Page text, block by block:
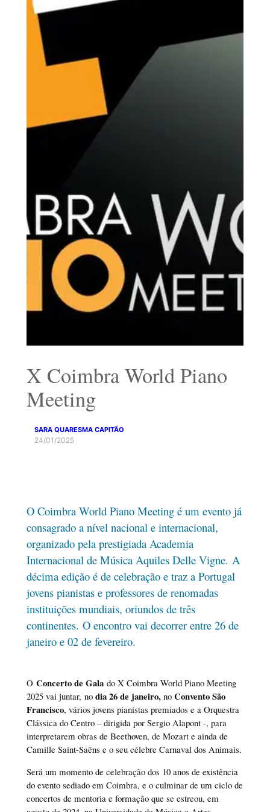
X Coimbra World Piano
Meeting
SARA QUARESMA CAPITÃO
24/01/2025
O Coimbra World Piano Meeting é um evento já
consagrado a nível nacional e internacional,
organizado pela prestigiada Academia
Internacional de Música Aquiles Delle Vigne. A
décima edição é de celebração e traz a Portugal
jovens pianistas e professores de renomadas
instituições mundiais, oriundos de três
continentes. O encontro vai decorrer entre 26 de
janeiro e 02 de fevereiro.
O Concerto de Galado X Coimbra World Piano Meeting
2025 vai juntar, no dia 26 de janeiro, noConvento São
Francisco, vários jovens pianistas premiados e a Orquestra
Clássica do Centro – dirigida por Sergio Alapont -, para
interpretarem obras de Beethoven, de Mozart e ainda de
Camille Saint-Saëns e o seu célebre Carnaval dos Animais.
Será um momento de celebração dos 10 anos de existência
do evento sediado em Coimbra, e o culminar de um ciclo de
concertos de mentoria e formação que se estreou, em